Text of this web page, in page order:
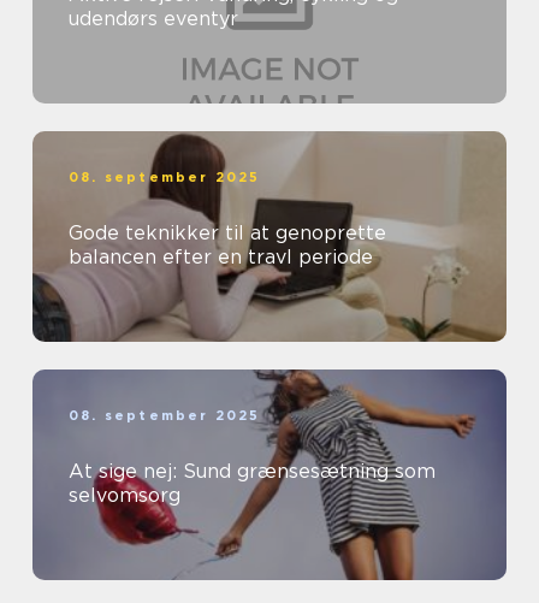
udendørs eventyr
08. september 2025
Gode teknikker til at genoprette
balancen efter en travl periode
08. september 2025
At sige nej: Sund grænsesætning som
selvomsorg